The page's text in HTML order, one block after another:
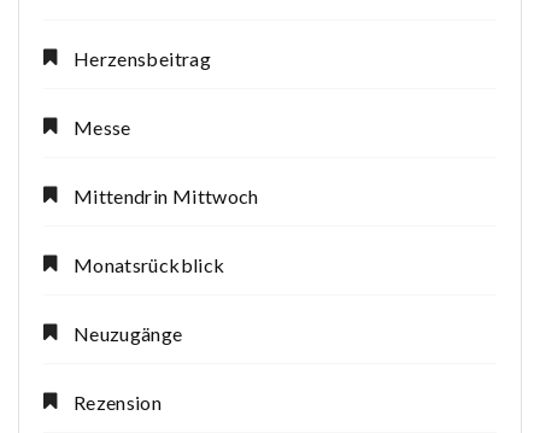
Herzensbeitrag
Messe
Mittendrin Mittwoch
Monatsrückblick
Neuzugänge
Rezension